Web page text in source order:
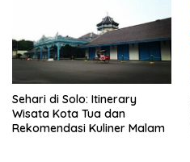
Sehari di Solo: Itinerary
Wisata Kota Tua dan
Rekomendasi Kuliner Malam